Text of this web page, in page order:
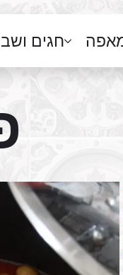
חגים